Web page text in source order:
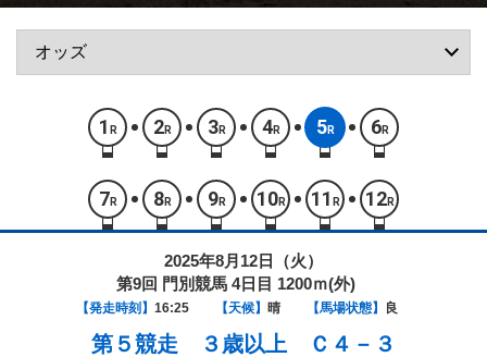
1 R 2R 3R 4R 5R 6R
7 R 8R 9R 10R 11 R 12R
2025年8月12日（火）
第9回 門別競馬 4日目 1200ｍ(外)
【発走時刻】 16:25 【天候】 晴 【馬場状態】 良
第５競走 ３歳以上 Ｃ４－３